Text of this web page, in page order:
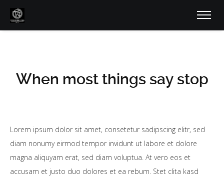
When most things say stop
Lorem ipsum dolor sit amet, consetetur sadipscing elitr, sed
diam nonumy eirmod tempor invidunt ut labore et dolore
magna aliquyam erat, sed diam voluptua. At vero eos et
accusam et justo duo dolores et ea rebum. Stet clita kasd